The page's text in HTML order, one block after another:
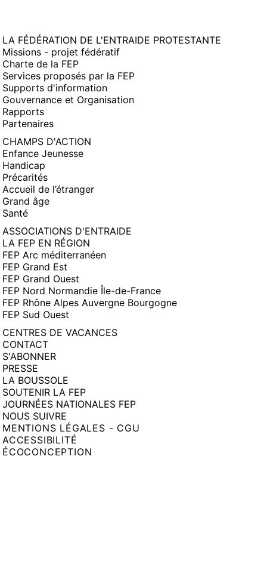
LA FÉDÉRATION DE L'ENTRAIDE PROTESTANTE
Missions - projet fédératif
Charte de la FEP
Services proposés par la FEP
Supports d'information
Gouvernance et Organisation
Rapports
Partenaires
CHAMPS D'ACTION
Enfance Jeunesse
Handicap
Précarités
Accueil de l’étranger
Grand âge
Santé
ASSOCIATIONS D'ENTRAIDE
LA FEP EN RÉGION
FEP Arc méditerranéen
FEP Grand Est
FEP Grand Ouest
FEP Nord Normandie Île-de-France
FEP Rhône Alpes Auvergne Bourgogne
FEP Sud Ouest
CENTRES DE VACANCES
CONTACT
S'ABONNER
PRESSE
LA BOUSSOLE
SOUTENIR LA FEP
JOURNÉES NATIONALES FEP
NOUS SUIVRE
MENTIONS LÉGALES - CGU
ACCESSIBILITÉ
ÉCOCONCEPTION